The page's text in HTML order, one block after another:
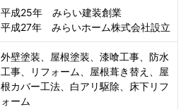
平成25年 みらい建装創業
平成27年 みらいホーム株式会社設立
外壁塗装、屋根塗装、漆喰工事、防水
工事、リフォーム、屋根葺き替え、屋
根カバー工法、白アリ駆除、床下リフ
ォーム